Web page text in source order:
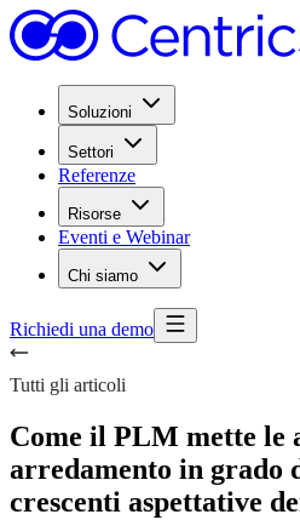
Soluzioni
Settori
Referenze
Risorse
Eventi e Webinar
Chi siamo
Richiedi una demo
Tutti gli articoli
Come il PLM mette le
arredamento in grado
crescenti aspettative